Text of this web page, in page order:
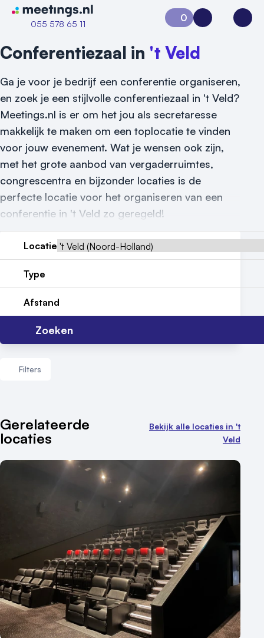
Naar home van Meetings
055 578 65 11
Vraag locatie aan
Locatiegids
Meld locatie aan
Nieuws
Reviews (5⭐️)
Contact
0
Aanvraag 0Inloggen
Conferentiezaal in 't Veld
Ga je voor je bedrijf een conferentie organiseren,
en zoek je een stijlvolle conferentiezaal in 't Veld?
Meetings.nl is er om het jou als secretaresse
makkelijk te maken om een toplocatie te vinden
voor jouw evenement. Wat je wensen ook zijn,
met het grote aanbod van vergaderruimtes,
congrescentra en bijzonder locaties is de
perfecte locatie voor het organiseren van een
conferentie in 't Veld zo geregeld!
Locatie
Type
Afstand
Zoeken
Filters
Aantal zalen
1 - 5 zalen
10 of meer zalen
1 - 50 personen
50 - 100 personen
100 - 250 personen
250 - 500 personen
500+ personen
Bijzondere locaties
Buitenlocatie
Duurzame locatie
Gerelateerde
locaties
Bekijk alle locaties in 't
Veld